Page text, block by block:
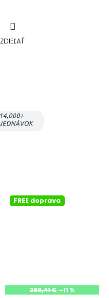
ZDIEĽAŤ
FREE doprava
280,41 € –11 %